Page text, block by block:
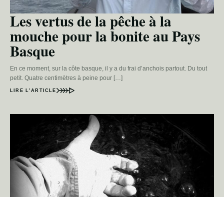
Les vertus de la pêche à la
mouche pour la bonite au Pays
Basque
En ce moment, sur la côte basque, il y a du frai d’anchois partout. Du tout
petit. Quatre centimètres à peine pour […]
LIRE L’ARTICLE